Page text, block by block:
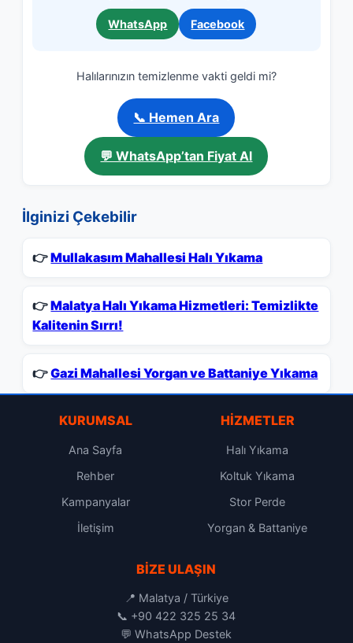
WhatsApp Facebook
Halılarınızın temizlenme vakti geldi mi?
📞 Hemen Ara
💬 WhatsApp’tan Fiyat Al
İlginizi Çekebilir
👉Mullakasım Mahallesi Halı Yıkama
👉Malatya Halı Yıkama Hizmetleri: Temizlikte
Kalitenin Sırrı!
👉Gazi Mahallesi Yorgan ve Battaniye Yıkama
KURUMSAL
Ana Sayfa
Rehber
Kampanyalar
İletişim
HIZMETLER
Halı Yıkama
Koltuk Yıkama
Stor Perde
Yorgan & Battaniye
BIZE ULAŞIN
📍 Malatya / Türkiye
📞 +90 422 325 25 34
💬WhatsApp Destek